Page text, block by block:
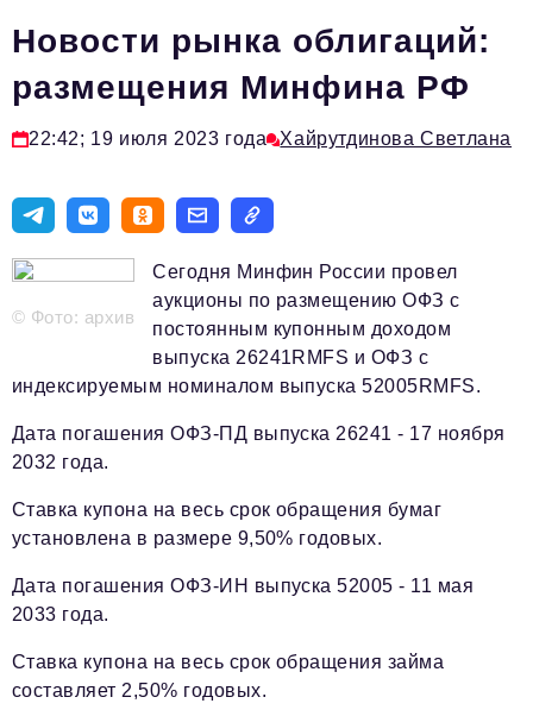
HR
Персона номера
Юридический практикум
Туризм
Импортозамещение
ОПК
Видео
Телефон редакции:+7 495 727-01-67
Электронные почты редакции:
Информационный отдел
info@business-magazine.online
reklama@business-magazine.online
Отдел распространения/редакционная подписка
Новости рынка облигаций:
размещения Минфина РФ
22:42; 19 июля 2023 года Хайрутдинова Светлана
© Фото: архив
Сегодня Минфин России провел
аукционы по размещению ОФЗ с
постоянным купонным доходом
выпуска 26241RMFS и ОФЗ с
индексируемым номиналом выпуска 52005RMFS.
Дата погашения ОФЗ-ПД выпуска 26241 - 17 ноября
2032 года.
Ставка купона на весь срок обращения бумаг
установлена в размере 9,50% годовых.
Дата погашения ОФЗ-ИН выпуска 52005 - 11 мая
2033 года.
Ставка купона на весь срок обращения займа
составляет 2,50% годовых.